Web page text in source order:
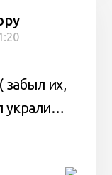
забыл их,
украли…